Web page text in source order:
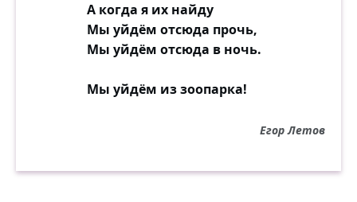
А когда я их найду
Мы уйдём отсюда прочь,
Мы уйдём отсюда в ночь.
Мы уйдём из зоопарка!
Егор Летов